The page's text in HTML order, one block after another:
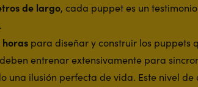
de largo, cada puppet es un
horas para diseñar y construir los puppets
entrenar extensivamente para
una ilusión perfecta de vida. Este nivel